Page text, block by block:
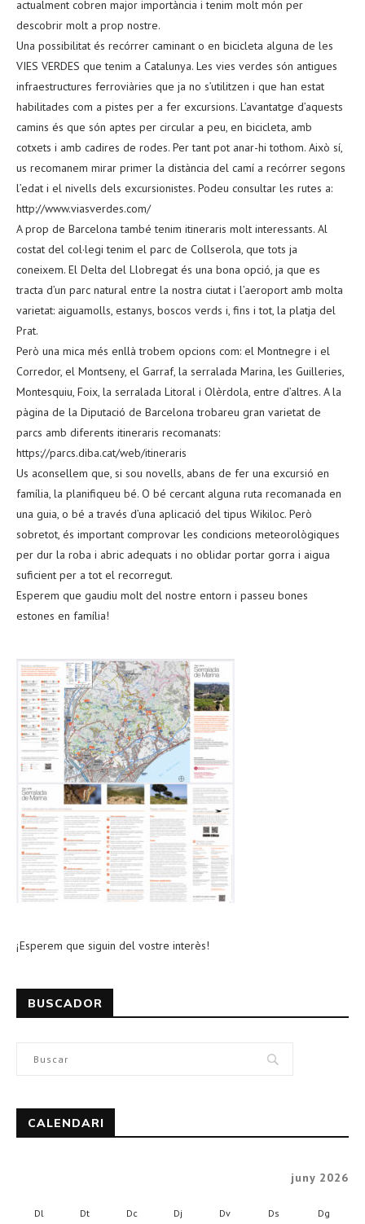
actualment cobren major importància i tenim molt món per
descobrir molt a prop nostre.
Una possibilitat és recórrer caminant o en bicicleta alguna de les
VIES VERDES que tenim a Catalunya. Les vies verdes són antigues
infraestructures ferroviàries que ja no s’utilitzen i que han estat
habilitades com a pistes per a fer excursions. L’avantatge d’aquests
camins és que són aptes per circular a peu, en bicicleta, amb
cotxets i amb cadires de rodes. Per tant pot anar-hi tothom. Això sí,
us recomanem mirar primer la distància del camí a recórrer segons
l’edat i el nivells dels excursionistes. Podeu consultar les rutes a:
http://www.viasverdes.com/
A prop de Barcelona també tenim itineraris molt interessants. Al
costat del col·legi tenim el parc de Collserola, que tots ja
coneixem. El Delta del Llobregat és una bona opció, ja que es
tracta d’un parc natural entre la nostra ciutat i l’aeroport amb molta
varietat: aiguamolls, estanys, boscos verds i, fins i tot, la platja del
Prat.
Però una mica més enllà trobem opcions com: el Montnegre i el
Corredor, el Montseny, el Garraf, la serralada Marina, les Guilleries,
Montesquiu, Foix, la serralada Litoral i Olèrdola, entre d’altres. A la
pàgina de la Diputació de Barcelona trobareu gran varietat de
parcs amb diferents itineraris recomanats:
https://parcs.diba.cat/web/itineraris
Us aconsellem que, si sou novells, abans de fer una excursió en
família, la planifiqueu bé. O bé cercant alguna ruta recomanada en
una guia, o bé a través d’una aplicació del tipus Wikiloc. Però
sobretot, és important comprovar les condicions meteorològiques
per dur la roba i abric adequats i no oblidar portar gorra i aigua
suficient per a tot el recorregut.
Esperem que gaudiu molt del nostre entorn i passeu bones
estones en família!
¡Esperem que siguin del vostre interès!
BUSCADOR
CALENDARI
juny 2026
Dl Dt Dc Dj Dv Ds Dg